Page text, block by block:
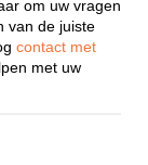
om uw vragen
van de juiste
contact met
met uw